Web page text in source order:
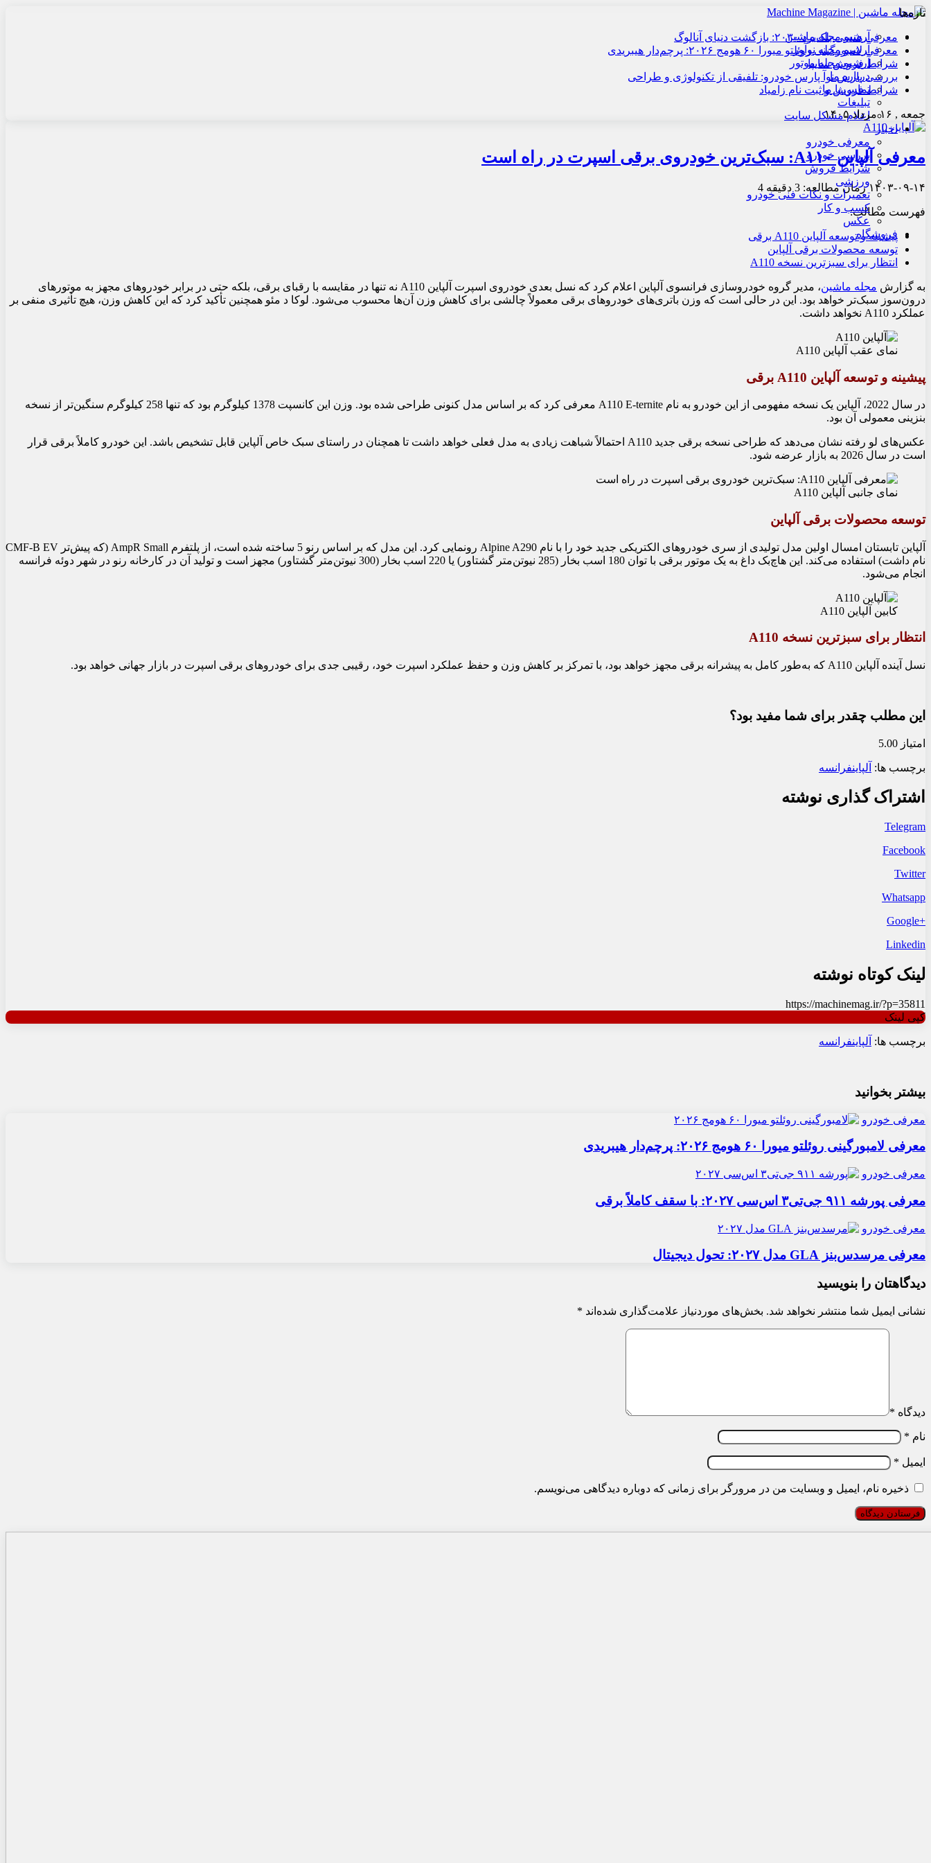
آرشیو مجله ماشین
آرشیو مجله نوآور
آرشیو مجله موتور
درباره ما
تماس با ما
تبلیغات
اعلام مشکل سایت
اخبار
معرفی خودرو
بررسی خودرو
شرایط فروش
ورزشی
تعمیرات و نکات فنی خودرو
کسب و کار
عکس
فروشگاه
تازه‌ها
معرفی هنسی بلک‌برد ۲۰۳۰: بازگشت دنیای آنالوگ
معرفی لامبورگینی روئلتو میورا ۶۰ هومج ۲۰۲۶: پرچم‌دار هیبریدی
شرایط فروش سایپا
بررسی پارس نوآ پارس خودرو: تلفیقی از تکنولوژی و طراحی
شرایط فروش و ثبت نام زامیاد
جمعه , ۱۶ مرداد ۱۴۰۵
معرفی آلپاین A۱۱۰: سبک‌ترین خودروی برقی اسپرت در راه است
۱۴۰۳-۰۹-۱۴زمان مطالعه: 3 دقیقه
فهرست مطالب:
پیشینه و توسعه آلپاین A110 برقی
توسعه محصولات برقی آلپاین
انتظار برای سبزترین نسخه A110
به گزارش مجله ماشین
، مدیر گروه خودروسازی فرانسوی آلپاین اعلام کرد که نسل بعدی خودروی اسپرت آلپاین A110 نه تنها در مقایسه با رقبای برقی، بلکه حتی در برابر خودروهای مجهز به موتورهای
درون‌سوز سبک‌تر خواهد بود. این در حالی است که وزن باتری‌های خودروهای برقی معمولاً چالشی برای کاهش وزن آن‌ها محسوب می‌شود. لوکا د مئو همچنین تأکید کرد که این کاهش وزن، هیچ تأثیری منفی بر
عملکرد A110 نخواهد داشت.
نمای عقب آلپاین A110
پیشینه و توسعه آلپاین A110 برقی
در سال 2022، آلپاین یک نسخه مفهومی از این خودرو به نام A110 E-ternite معرفی کرد که بر اساس مدل کنونی طراحی شده بود. وزن این کانسپت 1378 کیلوگرم بود که تنها 258 کیلوگرم سنگین‌تر از نسخه
بنزینی معمولی آن بود.
عکس‌های لو رفته نشان می‌دهد که طراحی نسخه برقی جدید A110 احتمالاً شباهت زیادی به مدل فعلی خواهد داشت تا همچنان در راستای سبک خاص آلپاین قابل تشخیص باشد. این خودرو کاملاً برقی قرار
است در سال 2026 به بازار عرضه شود.
نمای جانبی آلپاین A110
توسعه محصولات برقی آلپاین
آلپاین تابستان امسال اولین مدل تولیدی از سری خودروهای الکتریکی جدید خود را با نام Alpine A290 رونمایی کرد. این مدل که بر اساس رنو 5 ساخته شده است، از پلتفرم AmpR Small (که پیش‌تر CMF-B EV
نام داشت) استفاده می‌کند. این هاچ‌بک داغ به یک موتور برقی با توان 180 اسب بخار (285 نیوتن‌متر گشتاور) یا 220 اسب بخار (300 نیوتن‌متر گشتاور) مجهز است و تولید آن در کارخانه رنو در شهر دوئه فرانسه
انجام می‌شود.
کابین آلپاین A110
انتظار برای سبزترین نسخه A110
نسل آینده آلپاین A110 که به‌طور کامل به پیشرانه برقی مجهز خواهد بود، با تمرکز بر کاهش وزن و حفظ عملکرد اسپرت خود، رقیبی جدی برای خودروهای برقی اسپرت در بازار جهانی خواهد بود.
این مطلب چقدر برای شما مفید بود؟
امتیاز 5.00
برچسب ها: آلپاینفرانسه
اشتراک گذاری نوشته
Telegram
Facebook
Twitter
Whatsapp
+Google
Linkedin
لینک کوتاه نوشته
https://machinemag.ir/?p=35811
کپی لینک
برچسب ها: آلپاینفرانسه
بیشتر بخوانید
معرفی خودرو
معرفی لامبورگینی روئلتو میورا ۶۰ هومج ۲۰۲۶: پرچم‌دار هیبریدی
معرفی خودرو
معرفی پورشه ۹۱۱ جی‌تی۳ اس‌سی ۲۰۲۷: با سقف کاملاً برقی
معرفی خودرو
معرفی مرسدس‌بنز GLA مدل ۲۰۲۷: تحول دیجیتال
دیدگاهتان را بنویسید
نشانی ایمیل شما منتشر نخواهد شد. بخش‌های موردنیاز علامت‌گذاری شده‌اند *
دیدگاه *
نام *
ایمیل *
ذخیره نام، ایمیل و وبسایت من در مرورگر برای زمانی که دوباره دیدگاهی می‌نویسم.